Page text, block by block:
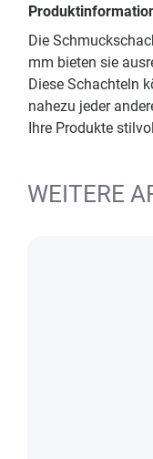
Die
mm bieten sie
Diese Schachteln
nahezu jeder
Ihre Produkte
WEITERE